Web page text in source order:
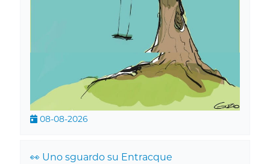
08-08-2026
👀 Uno sguardo su Entracque